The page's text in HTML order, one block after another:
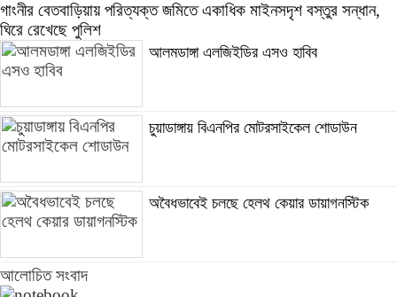
গাংনীর বেতবাড়িয়ায় পরিত্যক্ত জমিতে একাধিক মাইনসদৃশ বস্তুর সন্ধান,
ঘিরে রেখেছে পুলিশ
আলমডাঙ্গা এলজিইডির এসও হাবিব
চুয়াডাঙ্গায় বিএনপির মোটরসাইকেল শোডাউন
অবৈধভাবেই চলছে হেলথ কেয়ার ডায়াগনস্টিক
আলোচিত সংবাদ